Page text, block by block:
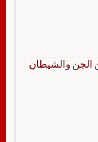
الجن والشيطان